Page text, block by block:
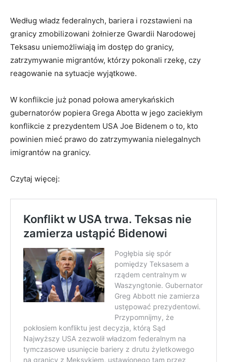
Według władz federalnych, bariera i rozstawieni na
granicy zmobilizowani żołnierze Gwardii Narodowej
Teksasu uniemożliwiają im dostęp do granicy,
zatrzymywanie migrantów, którzy pokonali rzekę, czy
reagowanie na sytuacje wyjątkowe.
W konflikcie już ponad połowa amerykańskich
gubernatorów popiera Grega Abotta w jego zaciekłym
konflikcie z prezydentem USA Joe Bidenem o to, kto
powinien mieć prawo do zatrzymywania nielegalnych
imigrantów na granicy.
Czytaj więcej: